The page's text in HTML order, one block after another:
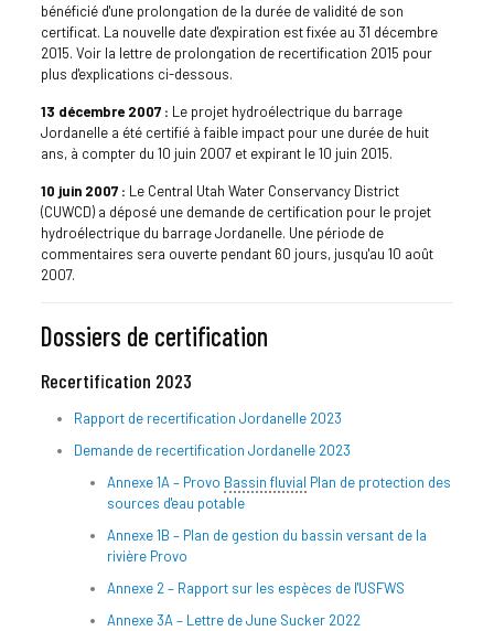
bénéficié d'une prolongation de la durée de validité de son
certificat. La nouvelle date d'expiration est fixée au 31 décembre
2015. Voir la lettre de prolongation de recertification 2015 pour
plus d'explications ci-dessous.
13 décembre 2007 : Le projet hydroélectrique du barrage
Jordanelle a été certifié à faible impact pour une durée de huit
ans, à compter du 10 juin 2007 et expirant le 10 juin 2015.
10 juin 2007 : Le Central Utah Water Conservancy District
(CUWCD) a déposé une demande de certification pour le projet
hydroélectrique du barrage Jordanelle. Une période de
commentaires sera ouverte pendant 60 jours, jusqu'au 10 août
2007.
Dossiers de certification
Recertification 2023
Rapport de recertification Jordanelle 2023
Demande de recertification Jordanelle 2023
Annexe 1A – Provo Bassin fluvial Plan de protection des
sources d'eau potable
Annexe 1B – Plan de gestion du bassin versant de la
rivière Provo
Annexe 2 – Rapport sur les espèces de l'USFWS
Annexe 3A – Lettre de June Sucker 2022